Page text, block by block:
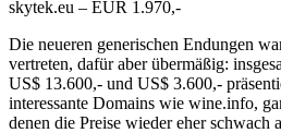
skytek.eu – EUR 1.970,-
Die neueren generischen Endungen
vertreten, dafür aber übermäßig:
US$ 13.600,- und US$ 3.600,-
interessante Domains wie wine.info,
denen die Preise wieder eher schwach